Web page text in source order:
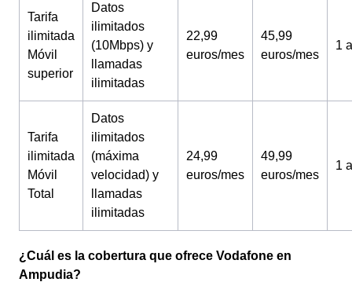
Tarifa
ilimitada
Móvil
superior
Datos
ilimitados
(10Mbps) y
llamadas
ilimitadas
22,99
euros/mes
45,99
euros/mes
1
Tarifa
ilimitada
Móvil
Total
Datos
ilimitados
(máxima
velocidad) y
llamadas
ilimitadas
24,99
euros/mes
49,99
euros/mes
1
¿Cuál es la cobertura que ofrece Vodafone en
Ampudia?